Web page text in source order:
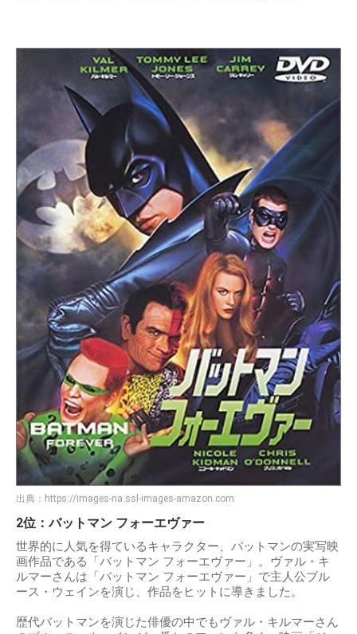
出典： https://images-na.ssl-images-amazon.com
2位：バットマン フォーエヴァー
世界的に人気を得ているキャラクター、バットマンの実写映
画作品である「バットマン フォーエヴァー」。ヴァル・キ
ルマーさんは「バットマン フォーエヴァー」で主人公ブル
ース・ウェインを演じ、作品をヒットに導きました。
歴代バットマンを演じた俳優の中でもヴァル・キルマーさん